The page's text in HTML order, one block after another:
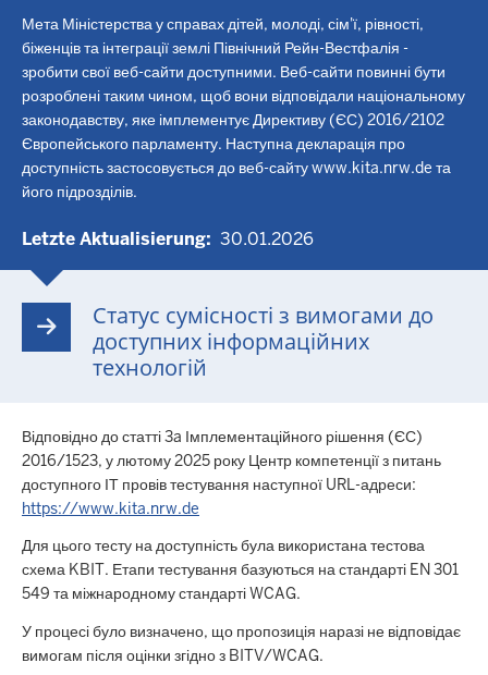
Мета Міністерства у справах дітей, молоді, сім'ї, рівності,
біженців та інтеграції землі Північний Рейн-Вестфалія -
зробити свої веб-сайти доступними. Веб-сайти повинні бути
розроблені таким чином, щоб вони відповідали національному
законодавству, яке імплементує Директиву (ЄС) 2016/2102
Європейського парламенту. Наступна декларація про
доступність застосовується до веб-сайту www.kita.nrw.de та
його підрозділів.
Letzte Aktualisierung 30.01.2026
Статус сумісності з вимогами до
доступних інформаційних
технологій
Відповідно до статті 3a Імплементаційного рішення (ЄС)
2016/1523, у лютому 2025 року Центр компетенції з питань
доступного ІТ провів тестування наступної URL-адреси:
https://www.kita.nrw.de
Для цього тесту на доступність була використана тестова
схема KBIT. Етапи тестування базуються на стандарті EN 301
549 та міжнародному стандарті WCAG.
У процесі було визначено, що пропозиція наразі не відповідає
вимогам після оцінки згідно з BITV/WCAG.